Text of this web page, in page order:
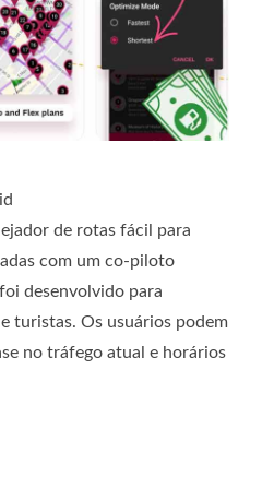
de rotas fácil para
com um co-piloto
desenvolvido para
turistas. Os usuários podem
no tráfego atual e horários